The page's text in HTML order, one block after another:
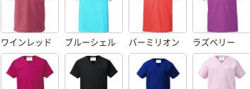
ワインレッド ブルーシェル バーミリオン ラズベリー